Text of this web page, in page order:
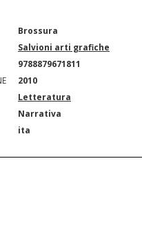
Brossura
Salvioni arti grafiche
9788879671811
2010
Letteratura
Narrativa
ita